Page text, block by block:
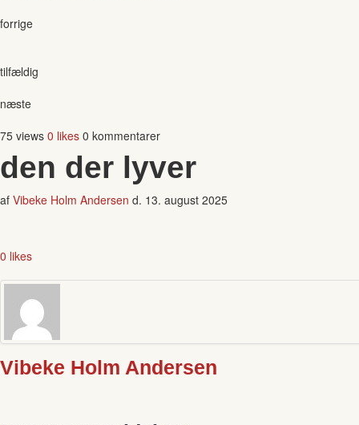
forrige
tilfældig
næste
75 views 0 likes 0 kommentarer
den der lyver
af Vibeke Holm Andersen d. 13. august 2025
0 likes
Vibeke Holm Andersen